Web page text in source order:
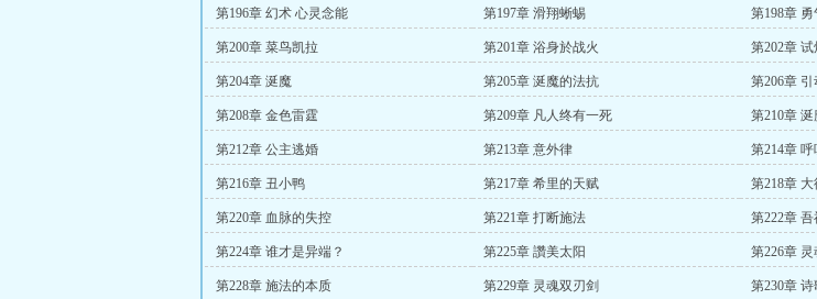
第196章 幻术 心灵念能 第197章 滑翔蜥蜴 第198章
第200章 菜鸟凯拉 第201章 浴身於战火 第202章 试
第204章 涎魔 第205章 涎魔的法抗 第206章 引
第208章 金色雷霆 第209章 凡人终有一死 第210章 涎
第212章 公主逃婚 第213章 意外律 第214章
第216章 丑小鸭 第217章 希里的天赋 第218章
第220章 血脉的失控 第221章 打断施法 第222章
第224章 谁才是异端？ 第225章 讚美太阳 第226章
第228章 施法的本质 第229章 灵魂双刃剑 第230章